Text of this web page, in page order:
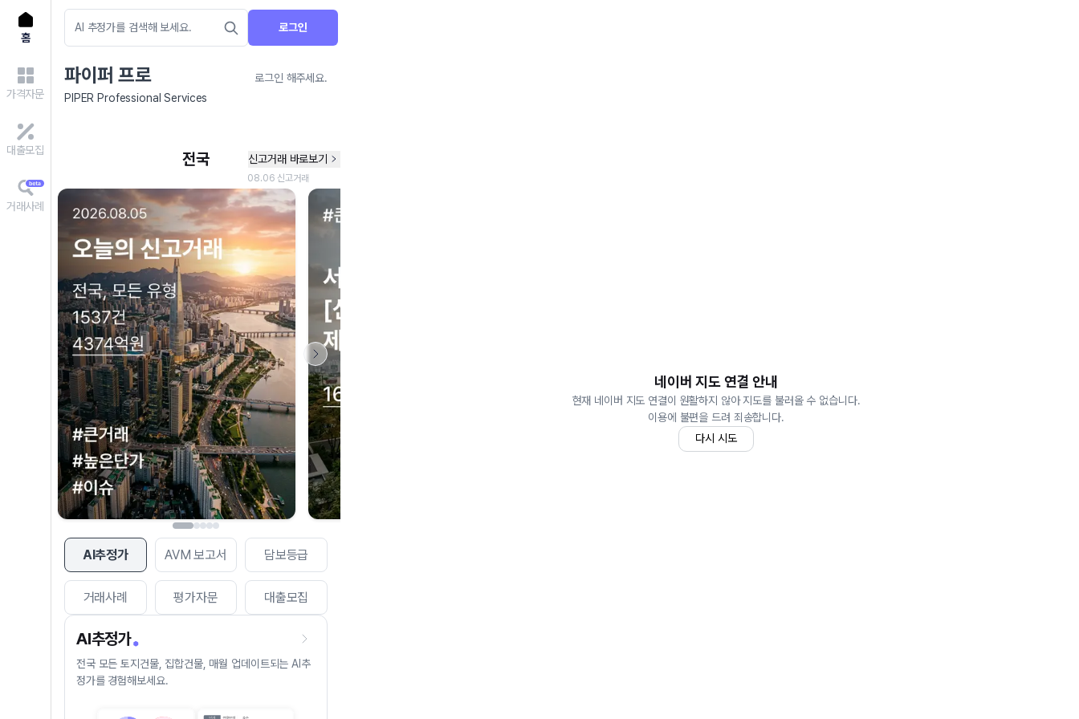
홈
가격자문
대출모집
거래사례
로그인
파이퍼 프로
로그인 해주세요.
PIPER Professional Services
AI추정가 AVM 보고서 담보등급
거래사례 평가자문 대출모집
AI추정가
전국 모든 토지건물, 집합건물, 매월 업데이트되는 AI추
정가를 경험해보세요.
네이버 지도 연결 안내
현재 네이버 지도 연결이 원활하지 않아 지도를 불러올 수 없습니다.
이용에 불편을 드려 죄송합니다.
다시 시도